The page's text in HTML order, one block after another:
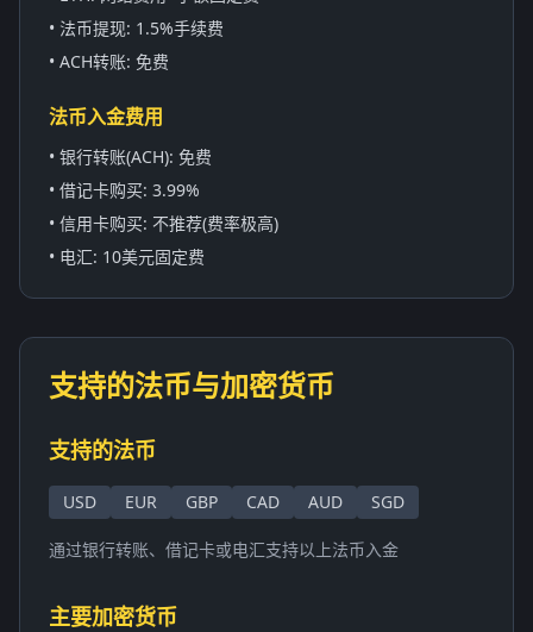
• 法币提现: 1.5%手续费
• ACH转账: 免费
法币入金费用
• 银行转账(ACH): 免费
• 借记卡购买: 3.99%
• 信用卡购买: 不推荐(费率极高)
• 电汇: 10美元固定费
支持的法币与加密货币
支持的法币
USD EUR GBP CAD AUD SGD
通过银行转账、借记卡或电汇支持以上法币入金
主要加密货币